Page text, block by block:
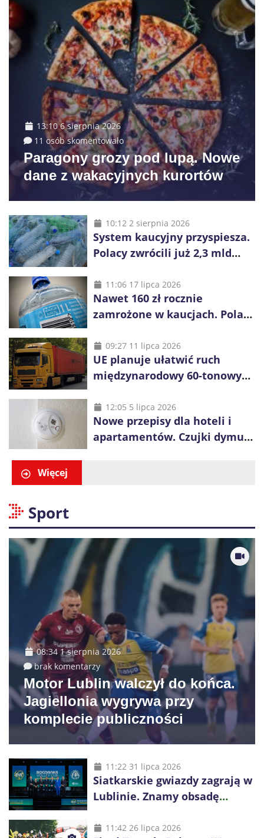
13:10 6 sierpnia 2026
11 osób skomentowało
Paragony grozy pod lupą. Nowe
dane z wakacyjnych kurortów
10:12 2 sierpnia 2026
System kaucyjny przyspiesza.
Polacy zwrócili już 2,3 mld
11:06 17 lipca 2026
Nawet 160 zł rocznie
zamrożone w kaucjach. Polacy
vouchery
09:27 11 lipca 2026
UE planuje ułatwić ruch
międzynarodowy 60-tonowych
konkurencji
12:05 5 lipca 2026
Nowe przepisy dla hoteli i
apartamentów. Czujki dymu
Więcej
Sport
08:34 1 sierpnia 2026
brak komentarzy
Motor Lublin walczył do końca.
Jagiellonia wygrywa przy
komplecie publiczności
11:22 31 lipca 2026
Siatkarskie gwiazdy zagrają w
Lublinie. Znamy obsadę
11:42 26 lipca 2026